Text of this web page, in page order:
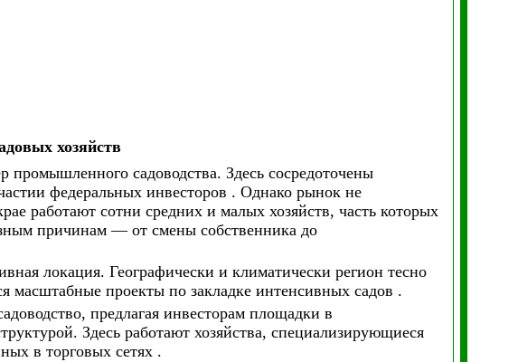
хозяйств
садоводства. Здесь сосредоточены
федеральных инвесторов . Однако рынок не
работают сотни средних и малых хозяйств, часть которых
причинам — от смены собственника до
локация. Географически и климатически регион тесно
масштабные проекты по закладке интенсивных садов .
предлагая инвесторам площадки в
Здесь работают хозяйства, специализирующиеся
в торговых сетях .